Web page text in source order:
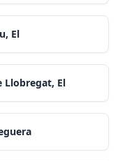
El
Llobregat, El